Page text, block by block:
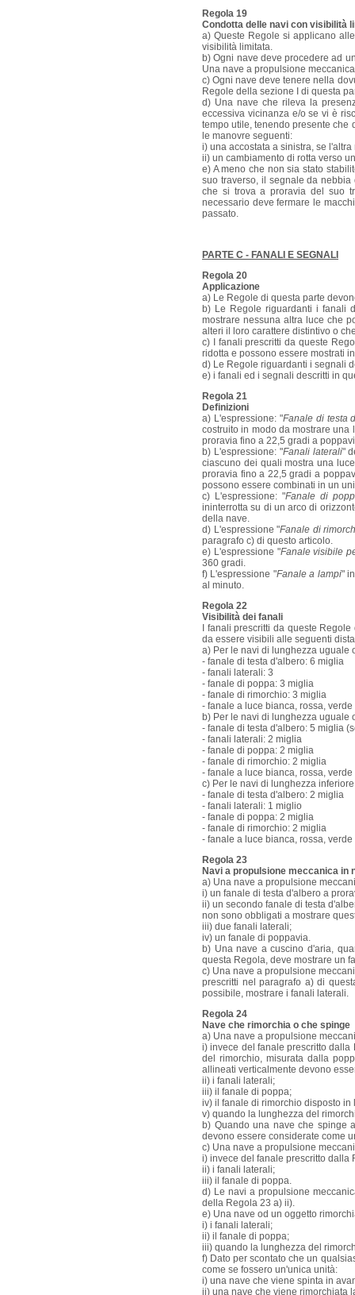
Regola 19
Condotta delle navi con visibilità
a) Queste Regole si applicano
visibilità limitata.
b) Ogni nave deve procedere ad
Una nave a propulsione
c) Ogni nave deve tenere nella
Regole della sezione I di questa
d) Una nave che rileva la
eccessiva vicinanza e/o se vi è
tempo utile, tenendo presente che
le manovre seguenti:
i) una accostata a sinistra, se
ii) un cambiamento di rotta verso
e) A meno che non sia stato
suo traverso, il segnale da
che si trova a proravia del suo
necessario deve fermare le
passato.
PARTE C - FANALI E SEGNALI
Regola 20
Applicazione
a) Le Regole di questa parte
b) Le Regole riguardanti i fanali
mostrare nessuna altra luce che
alteri il loro carattere distintivo o
c) I fanali prescritti da queste
ridotta e possono essere mostrati
d) Le Regole riguardanti i segnali
e) i fanali ed i segnali descritti in
Regola 21
Definizioni
a) L'espressione: "Fanale di testa
costruito in modo da mostrare
proravia fino a 22,5 gradi a
b) L'espressione: "Fanali laterali"
ciascuno dei quali mostra una
proravia fino a 22,5 gradi a
possono essere combinati in un
c) L'espressione: "Fanale di
ininterrotta su di un arco di
della nave.
d) L'espressione "Fanale di
paragrafo c) di questo articolo.
e) L'espressione "Fanale visibile
360 gradi.
f) L'espressione "Fanale a lampi"
al minuto.
Regola 22
Visibilità dei fanali
I fanali prescritti da queste
da essere visibili alle seguenti
a) Per le navi di lunghezza uguale
- fanale di testa d'albero: 6 miglia
- fanali laterali: 3
- fanale di poppa: 3 miglia
- fanale di rimorchio: 3 miglia
- fanale a luce bianca, rossa,
b) Per le navi di lunghezza uguale
- fanale di testa d'albero: 5 miglia
- fanali laterali: 2 miglia
- fanale di poppa: 2 miglia
- fanale di rimorchio: 2 miglia
- fanale a luce bianca, rossa,
c) Per le navi di lunghezza
- fanale di testa d'albero: 2 miglia
- fanali laterali: 1 miglio
- fanale di poppa: 2 miglia
- fanale di rimorchio: 2 miglia
- fanale a luce bianca, rossa,
Regola 23
Navi a propulsione meccanica in
a) Una nave a propulsione
i) un fanale di testa d'albero a
ii) un secondo fanale di testa
non sono obbligati a mostrare
iii) due fanali laterali;
iv) un fanale di poppavia.
b) Una nave a cuscino d'aria,
questa Regola, deve mostrare un
c) Una nave a propulsione
prescritti nel paragrafo a) di
possibile, mostrare i fanali laterali.
Regola 24
Nave che rimorchia o che spinge
a) Una nave a propulsione
i) invece del fanale prescritto
del rimorchio, misurata dalla
allineati verticalmente devono
ii) i fanali laterali;
iii) il fanale di poppa;
iv) il fanale di rimorchio disposto
v) quando la lunghezza del
b) Quando una nave che spinge
devono essere considerate come
c) Una nave a propulsione
i) invece del fanale prescritto dalla
ii) i fanali laterali;
iii) il fanale di poppa.
d) Le navi a propulsione
della Regola 23 a) ii).
e) Una nave od un oggetto
i) i fanali laterali;
ii) il fanale di poppa;
iii) quando la lunghezza del
f) Dato per scontato che un
come se fossero un'unica unità:
i) una nave che viene spinta in
ii) una nave che viene rimorchiata